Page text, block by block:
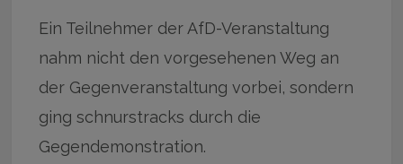
Ein Teilnehmer der AfD-Veranstaltung
nahm nicht den vorgesehenen Weg an
der Gegenveranstaltung vorbei, sondern
ging schnurstracks durch die
Gegendemonstration.